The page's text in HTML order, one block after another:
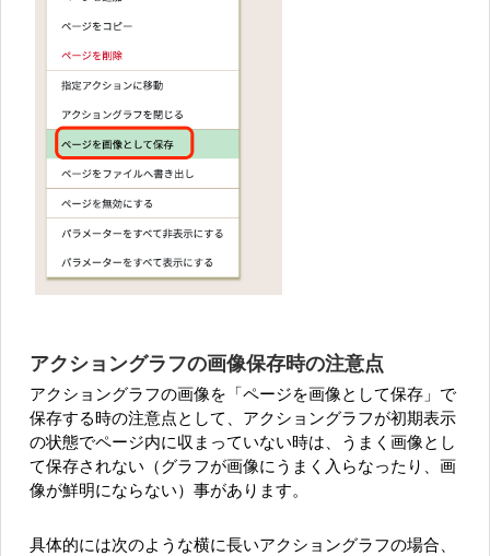
アクショングラフの画像保存時の注意点
アクショングラフの画像を「ページを画像として保存」で
保存する時の注意点として、アクショングラフが初期表示
の状態でページ内に収まっていない時は、うまく画像とし
て保存されない（グラフが画像にうまく入らなったり、画
像が鮮明にならない）事があります。
具体的には次のような横に長いアクショングラフの場合、